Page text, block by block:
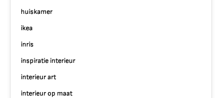
huiskamer
ikea
inris
inspiratie interieur
interieur art
interieur op maat